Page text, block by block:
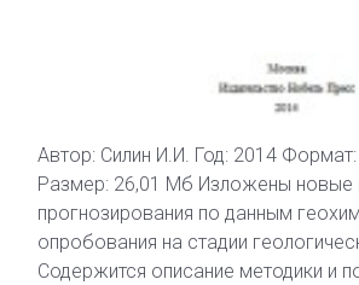
Автор: Силин И.И. Год: 2014
Размер: 26,01 Мб Изложены новые
прогнозирования по данным
опробования на стадии
Содержится описание методики и